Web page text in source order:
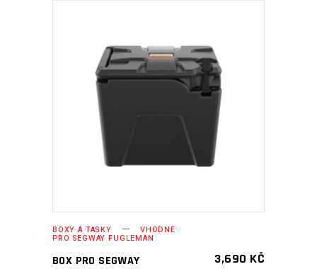
BOXY A TAŠKY VHODNÉ
PRO SEGWAY FUGLEMAN
BOX PRO SEGWAY 3,690 KČ